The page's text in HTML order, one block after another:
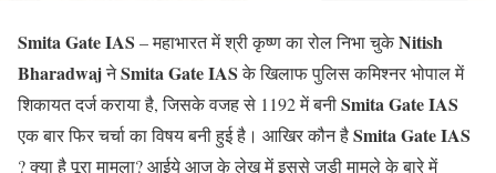
Smita Gate IAS – महाभारत में श्री कृष्ण का रोल निभा चुकेNitish
BharadwajनेSmita GateIAS के खिलाफ पुलिस कमिश्नर भोपाल में
शिकायत दर्ज कराया है, जिसके वजह से 1192 में बनीSmita GateIAS
एक बार फिर चर्चा का विषय बनी हुई है। आखिर कौन हैSmita GateIAS
? क्या है पूरा मामला? आईये आज के लेख में इससे जुड़ी मामले के बारे में